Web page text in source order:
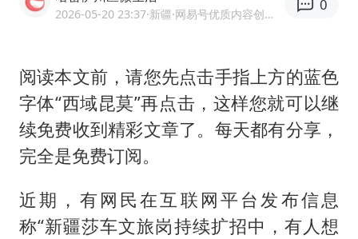
1岁宝宝碰坏纸巾盒 宝妈被索赔924元
97岁英国奶奶飞上天再破吉尼斯纪录
“空调24小时开着更省电”不实
“不建议大家买深色蛋糕”
男子杀人后逃进深山21年活得像野人
985博士后被曝在妻子孕期出轨后续
2026-05-20 23:37·新疆 ·网易号优质内容创作者
0
阅读本文前，请您先点击手指上方的蓝色
字体“西域昆莫”再点击，这样您就可以继
续免费收到精彩文章了。每天都有分享，
完全是免费订阅。
近期，有网民在互联网平台发布信息
称“新疆莎车文旅岗持续扩招中，有人想